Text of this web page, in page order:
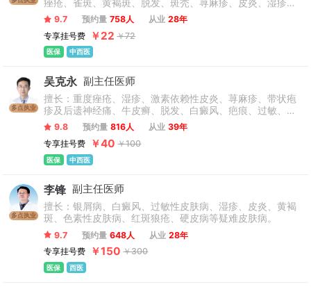
痤疮、雀斑、黄褐斑、脱发、斑秃、荨麻疹、皮炎、湿疹、
扁平疣、毛周角化病、毛囊炎、酒糟鼻，过敏性皮肤病等疑
难性、顽固性皮肤病的治疗有经验。
9.7 预约量 758人 从业 28年
专享挂号费
￥22 ￥72
医保 中西医
多点执业
吴克永 副主任医师
擅长：重度痤疮、湿疹、激素依赖性皮炎、荨麻疹、带状疱
疹及后遗神经痛、牛皮癣、脱发、白癜风、疤痕、过敏、疥
疮、灰指甲、毛囊炎、扁平疣、胎记、丹毒等皮肤科疑难杂
症，难治性感染、不愈合创面、慢性顽固性皮肤病的诊治。
9.8 预约量 816人 从业 39年
专享挂号费
￥40 ￥100
医保 中西医
多点执业
李锋 副主任医师
擅长：银屑病、白癜风、过敏性皮肤病、湿疹、皮炎、黄褐
斑、色素性皮肤病、红斑狼疮、硬皮病等疑难皮肤病。
9.7 预约量 648人 从业 28年
专享挂号费
￥150 ￥300
医保 西医